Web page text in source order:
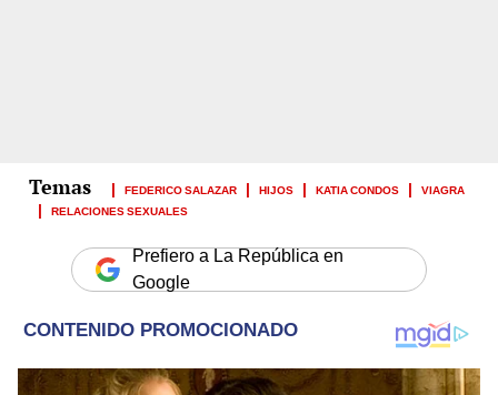
FEDERICO SALAZAR HIJOS KATIA CONDOS
VIAGRA
RELACIONES SEXUALES
Prefiero a La República en
Google